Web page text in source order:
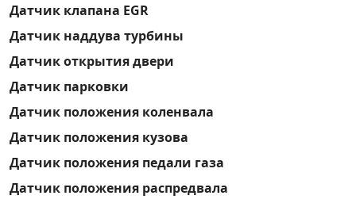
Датчик клапана EGR
Датчик наддува турбины
Датчик открытия двери
Датчик парковки
Датчик положения коленвала
Датчик положения кузова
Датчик положения педали газа
Датчик положения распредвала